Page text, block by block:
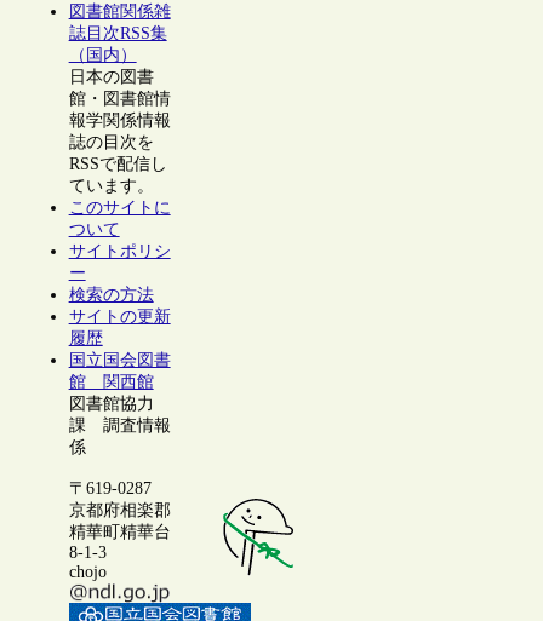
図書館関係雑
誌目次RSS集
（国内）
日本の図書
館・図書館情
報学関係情報
誌の目次を
RSSで配信し
ています。
このサイトに
ついて
サイトポリシ
ー
検索の方法
サイトの更新
履歴
国立国会図書
館 関西館
図書館協力
課 調査情報
係
〒619-0287
京都府相楽郡
精華町精華台
8-1-3
chojo